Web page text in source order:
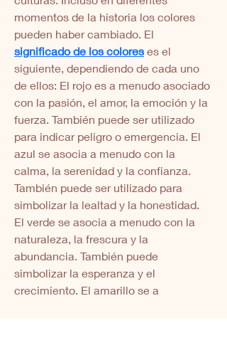
momentos de la historia los colores
pueden haber cambiado. El
significado de los colores es el
siguiente, dependiendo de cada uno
de ellos: El rojo es a menudo asociado
con la pasión, el amor, la emoción y la
fuerza. También puede ser utilizado
para indicar peligro o emergencia. El
azul se asocia a menudo con la
calma, la serenidad y la confianza.
También puede ser utilizado para
simbolizar la lealtad y la honestidad.
El verde se asocia a menudo con la
naturaleza, la frescura y la
abundancia. También puede
simbolizar la esperanza y el
crecimiento. El amarillo se a